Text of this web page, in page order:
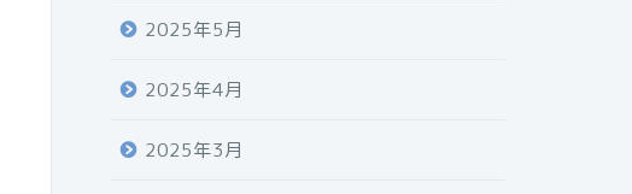
2025年5月
2025年4月
2025年3月